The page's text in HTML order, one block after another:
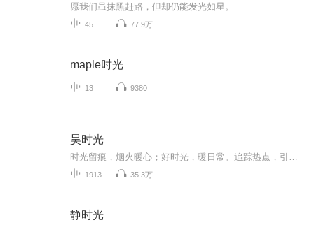
愿我们虽抹黑赶路，但却仍能发光如星。
45 77.9万
maple时光
13 9380
昊时光
1913 35.3万
静时光